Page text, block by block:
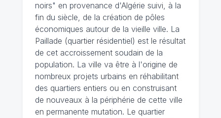
noirs" en provenance d'Algérie suivi, à la
fin du siècle, de la création de pôles
économiques autour de la vieille ville. La
Paillade (quartier résidentiel) est le résultat
de cet accroissement soudain de la
population. La ville va être à l'origine de
nombreux projets urbains en réhabilitant
des quartiers entiers ou en construisant
de nouveaux à la périphérie de cette ville
en permanente mutation. Le quartier